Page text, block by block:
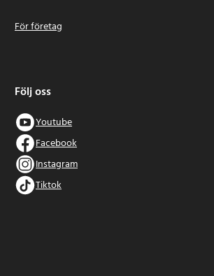
För företag
Följ oss
Youtube
Facebook
Instagram
Tiktok